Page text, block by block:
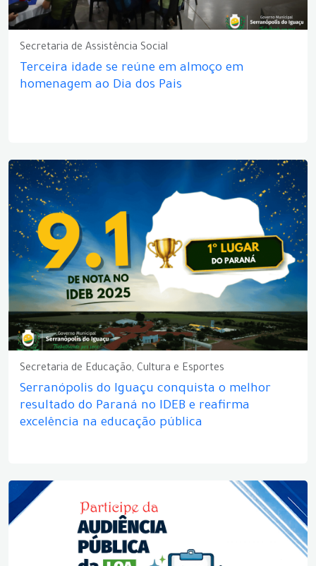
Secretaria de Assistência Social
Terceira idade se reúne em almoço em
homenagem ao Dia dos Pais
Secretaria de Educação, Cultura e Esportes
Serranópolis do Iguaçu conquista o melhor
resultado do Paraná no IDEB e reafirma
excelência na educação pública